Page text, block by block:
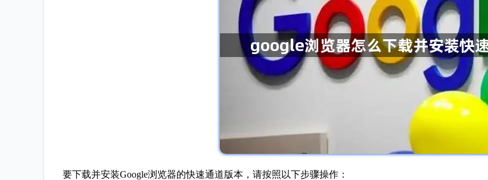
要下载并安装Google浏览器的快速通道版本，请按照以下步骤操作：